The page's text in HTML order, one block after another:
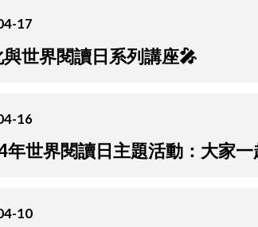
17
世界閱讀日系列講座🎤
16
年世界閱讀日主題活動：大家
10